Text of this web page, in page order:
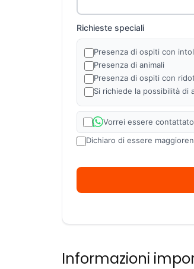
Richieste speciali
Presenza di ospiti con
Presenza di animali
Presenza di ospiti con
Si richiede la possibilità di
Vorrei essere
Dichiaro di essere
Informazioni